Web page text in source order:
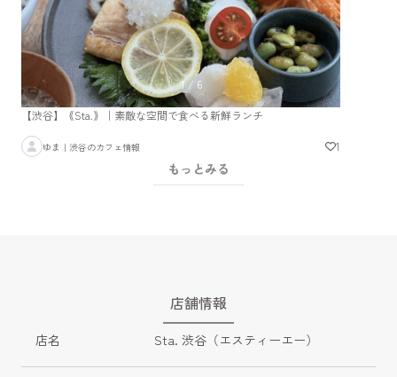
1/ 6
【渋谷】｟Sta.｠｜素敵な空間で食べる新鮮ランチ
ゆま｜渋谷のカフェ情報 1
もっとみる
店舗情報
店名 Sta. 渋谷（エスティーエー）